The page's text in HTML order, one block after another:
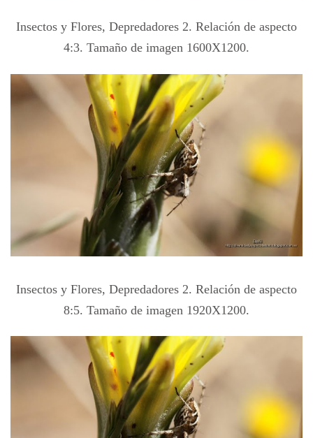
Insectos y Flores, Depredadores 2. Relación de aspecto
4:3. Tamaño de imagen 1600X1200.
Insectos y Flores, Depredadores 2. Relación de aspecto
8:5. Tamaño de imagen 1920X1200.